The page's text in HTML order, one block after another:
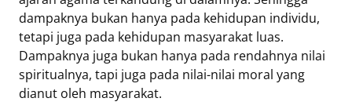
dampaknya bukan hanya pada kehidupan individu,
tetapi juga pada kehidupan masyarakat luas.
Dampaknya juga bukan hanya pada rendahnya nilai
spiritualnya, tapi juga pada nilai-nilai moral yang
dianut oleh masyarakat.